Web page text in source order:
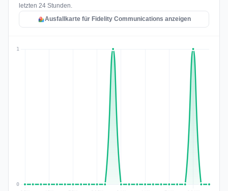
letzten 24 Stunden.
Ausfallkarte für Fidelity Communications anzeigen